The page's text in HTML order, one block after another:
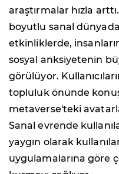
araştırmalar hızla
boyutlu sanal
etkinliklerde,
sosyal anksiyetenin
görülüyor.
topluluk önünde
metaverse'teki
Sanal evrende
yaygın olarak
uygulamalarına göre